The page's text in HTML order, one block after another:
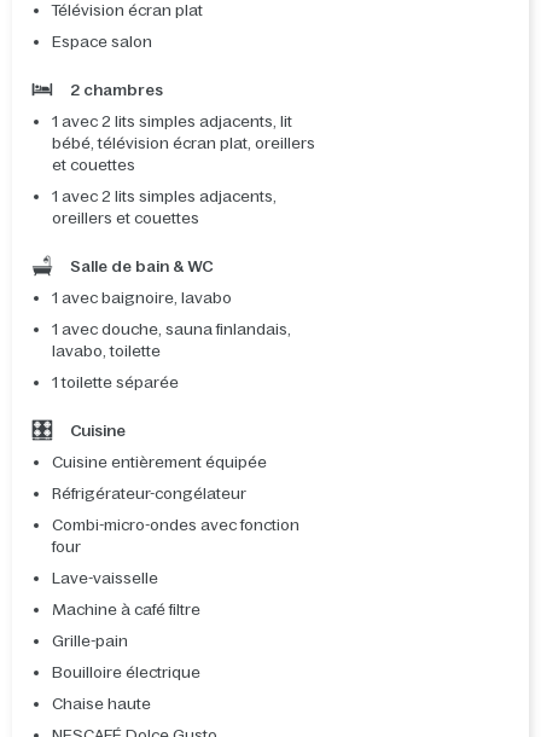
Télévision écran plat
Espace salon
2 chambres
1 avec 2 lits simples adjacents, lit
bébé, télévision écran plat, oreillers
et couettes
1 avec 2 lits simples adjacents,
oreillers et couettes
Salle de bain & WC
1 avec baignoire, lavabo
1 avec douche, sauna finlandais,
lavabo, toilette
1 toilette séparée
Cuisine
Cuisine entièrement équipée
Réfrigérateur-congélateur
Combi-micro-ondes avec fonction
four
Lave-vaisselle
Machine à café filtre
Grille-pain
Bouilloire électrique
Chaise haute